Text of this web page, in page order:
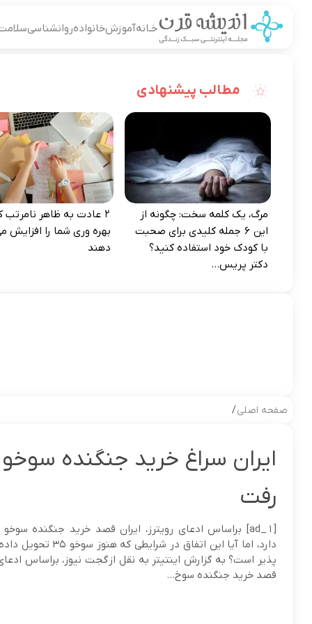
خـانهآموزشخانوادهروانشناسی
صفحه اصلی/
رفت
دارد، اما آیا این اتفاق در
پذیر است؟ به گزارش اینتیتر به نقل از گجت نیوز، براساس ادعای
قصد خرید جنگنده سوخ...
مطالب پیشنهادی
مرگ، یک کلمه سخت: چگونه از
این ۶ جمله کلیدی برای صحبت
با کودک خود استفاده کنید؟
دکتر پریس...
۲ عادت به‌ ظاهر نامرتب
بهره‌ وری شما را افزایش
دهند